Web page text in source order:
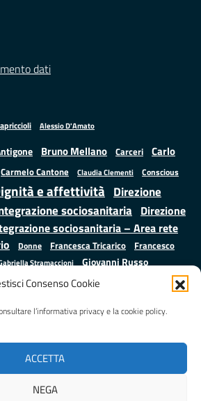
Consenso Cookie
l’informativa privacy e la cookie policy.
ACCETTA
NEGA
dati
Alessio D'Amato
Bruno Mellano Carceri
Carlo
Carmelo Cantone Claudia Clementi Conscious
e affettività Direzione
sociosanitaria Direzione
sociosanitaria – Area rete
Donne Francesca Tricarico
Francesco
Stramaccioni Giovanni Russo
Istruzione e cultura
Mauro
Giustizia Minori Misure
Salute Samuele Ciambriello
Situazione in numeri
Calderone